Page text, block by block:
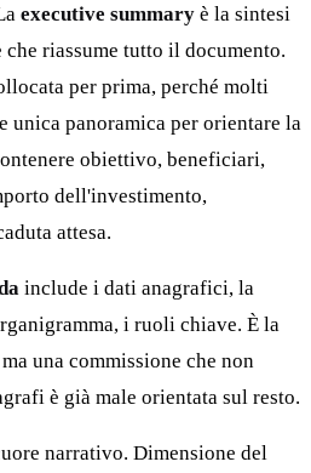
executive summary è la sintesi
riassume tutto il documento.
per prima, perché molti
unica panoramica per orientare la
obiettivo, beneficiari,
dell'investimento,
attesa.
include i dati anagrafici, la
i ruoli chiave. È la
una commissione che non
è già male orientata sul resto.
narrativo. Dimensione del